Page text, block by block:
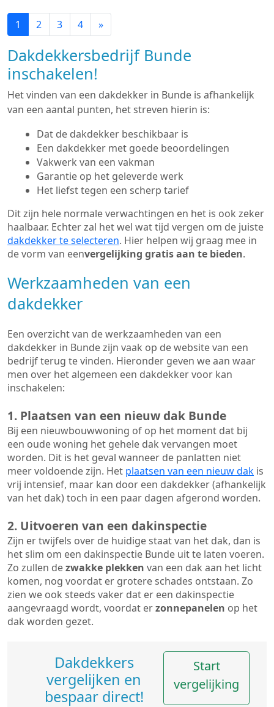
1 2 3 4 »
Dakdekkersbedrijf Bunde
inschakelen!
Het vinden van een dakdekker in Bunde is afhankelijk
van een aantal punten, het streven hierin is:
Dat de dakdekker beschikbaar is
Een dakdekker met goede beoordelingen
Vakwerk van een vakman
Garantie op het geleverde werk
Het liefst tegen een scherp tarief
Dit zijn hele normale verwachtingen en het is ook zeker
haalbaar. Echter zal het wel wat tijd vergen om de juiste
dakdekker te selecteren. Hier helpen wij graag mee in
de vorm van eenvergelijking gratis aan te bieden.
Werkzaamheden van een
dakdekker
Een overzicht van de werkzaamheden van een
dakdekker in Bunde zijn vaak op de website van een
bedrijf terug te vinden. Hieronder geven we aan waar
men over het algemeen een dakdekker voor kan
inschakelen:
1. Plaatsen van een nieuw dak Bunde
Bij een nieuwbouwwoning of op het moment dat bij
een oude woning het gehele dak vervangen moet
worden. Dit is het geval wanneer de panlatten niet
meer voldoende zijn. Het plaatsen van een nieuw dak is
vrij intensief, maar kan door een dakdekker (afhankelijk
van het dak) toch in een paar dagen afgerond worden.
2. Uitvoeren van een dakinspectie
Zijn er twijfels over de huidige staat van het dak, dan is
het slim om een dakinspectie Bunde uit te laten voeren.
Zo zullen dezwakke plekken van een dak aan het licht
komen, nog voordat er grotere schades ontstaan. Zo
zien we ook steeds vaker dat er een dakinspectie
aangevraagd wordt, voordat erzonnepanelen op het
dak worden gezet.
Dakdekkers
vergelijken en
bespaar direct!
Start
vergelijking